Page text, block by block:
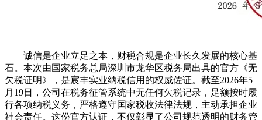
诚信是企业立足之本，财税合规是企业长久发展的核心基
石。本次由国家税务总局深圳市龙华区税务局出具的官方《无
欠税证明》，是宸丰实业纳税信用的权威佐证。截至2026年5
月19日，公司在税务征管系统中无任何欠税记录，足额按时履
行各项纳税义务，严格遵守国家税收法律法规，主动承担企业
社会责任。这份官方认证，不仅彰显了公司规范透明的财务管